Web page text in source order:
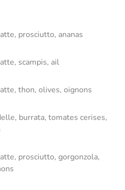
prosciutto, ananas
scampis, ail
thon, olives, oignons
burrata, tomates cerises,
prosciutto, gorgonzola,